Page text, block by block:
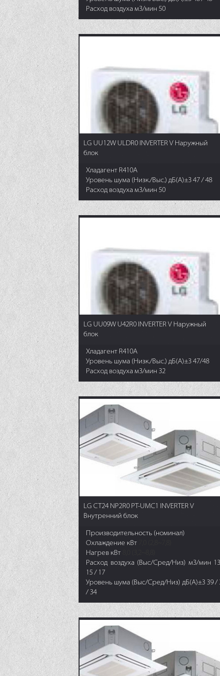
Расход воздуха м3/мин 50
LG UU12W ULDR0 INVERTER V Наружный
блок
Хладагент R410A
Уровень шума (Низк./Выс.) дБ(А)±3 47 / 48
Расход воздуха м3/мин 50
LG UU09W U42R0 INVERTER V Наружный
блок
Хладагент R410A
Уровень шума (Низк./Выс.) дБ(А)±3 47/48
Расход воздуха м3/мин 32
LG CT24 NP2R0 PT-UMC1 INVERTER V
Внутренний блок
Производительность (номинал)
Охлаждение кВт
Нагрев кВт
Расход воздуха (Выс/Сред/Низ) м3/мин
15 / 17
Уровень шума (Выс/Сред/Низ) дБ(А)±3 39 /
/ 34